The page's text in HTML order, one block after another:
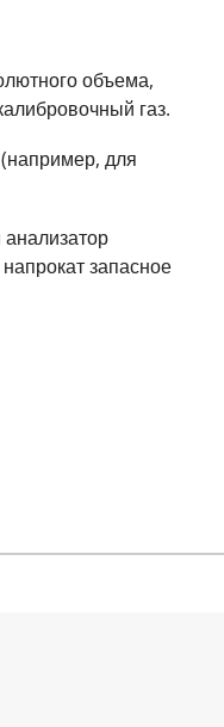
объема,
газ.
для
запасное